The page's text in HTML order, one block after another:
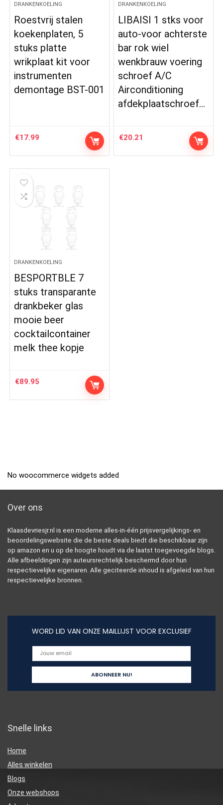
DRANKENKOELING
Roestvrij stalen
koekenplaten, 5
stuks platte
wrikplaat kit voor
instrumenten
demontage BST-001
€17.99
DRANKENKOELING
LIBAISI 1 stks voor
auto-voor achterste
bar rok wiel
wenkbrauw voering
schroef A/C
Airconditioning
afdekplaatschroef…
€20.21
DRANKENKOELING
BESPORTBLE 7
stuks transparante
drankbeker glas
mooie beer
cocktailcontainer
melk thee kopje
€89.95
No woocommerce widgets added
Over ons
Klaasdevriesjr.nl is een moderne alles-in-één prijsvergelijkings- en
beoordelingswebsite die de beste deals biedt die beschikbaar zijn
op amazon en u op de hoogte houdt via de laatst toegevoegde blogs.
Alle afbeeldingen zijn auteursrechtelijk beschermd door hun
respectievelijke eigenaren. Alle geciteerde inhoud is afgeleid van hun
respectievelijke bronnen.
WORD LID VAN ONZE MAILLIJST VOOR EXCLUSIEF
Snelle links
Home
Alles winkelen
Blogs
Onze webshops